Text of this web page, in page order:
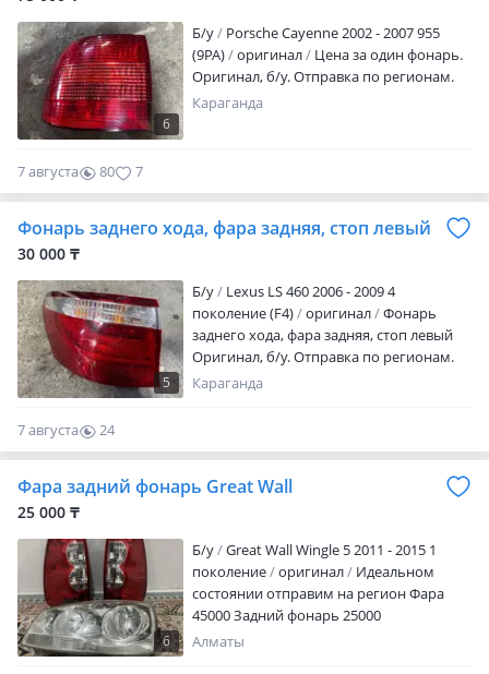
6
Б/y
Porsche Cayenne 2002 - 2007 955
(9PA)
оригинал
Цена за один фонарь.
Оригинал, б/у. Отправка по регионам.
Караганда
7 августа 80 7
Фонарь заднего хода, фара задняя, стоп левый
30 000 ₸
5
Б/y
Lexus LS 460 2006 - 2009 4
поколение (F4)
оригинал
Фонарь
заднего хода, фара задняя, стоп левый
Оригинал, б/у. Отправка по регионам.
Караганда
7 августа
24
0
Фара задний фонарь Great Wall
25 000 ₸
6
Б/y
Great Wall Wingle 5 2011 - 2015 1
поколение
оригинал
Идеальном
состоянии отправим на регион Фара
45000 Задний фонарь 25000
Алматы